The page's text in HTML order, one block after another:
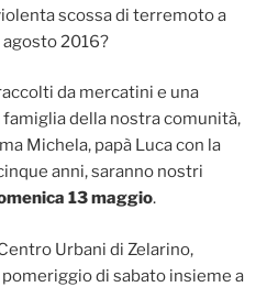
scossa di terremoto a
2016?
da mercatini e una
della nostra comunità,
Michela, papà Luca con la
anni, saranno nostri
13 maggio.
Urbani di Zelarino,
di sabato insieme a